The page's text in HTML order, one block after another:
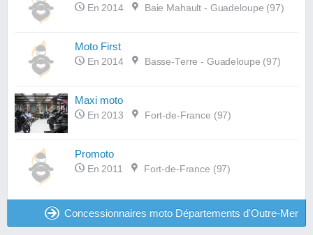
En 2014 Baie Mahault - Guadeloupe (97)
Moto First
En 2014 Basse-Terre - Guadeloupe (97)
Maxi moto
En 2013 Fort-de-France (97)
Promoto
En 2011 Fort-de-France (97)
Concessionnaires moto Départements d'Outre-Mer